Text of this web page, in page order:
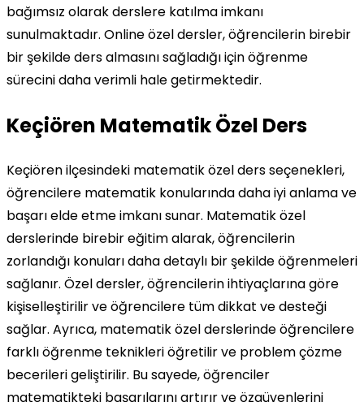
bağımsız olarak derslere katılma imkanı
sunulmaktadır. Online özel dersler, öğrencilerin birebir
bir şekilde ders almasını sağladığı için öğrenme
sürecini daha verimli hale getirmektedir.
Keçiören Matematik Özel Ders
Keçiören ilçesindeki matematik özel ders seçenekleri,
öğrencilere matematik konularında daha iyi anlama ve
başarı elde etme imkanı sunar. Matematik özel
derslerinde birebir eğitim alarak, öğrencilerin
zorlandığı konuları daha detaylı bir şekilde öğrenmeleri
sağlanır. Özel dersler, öğrencilerin ihtiyaçlarına göre
kişiselleştirilir ve öğrencilere tüm dikkat ve desteği
sağlar. Ayrıca, matematik özel derslerinde öğrencilere
farklı öğrenme teknikleri öğretilir ve problem çözme
becerileri geliştirilir. Bu sayede, öğrenciler
matematikteki başarılarını artırır ve özgüvenlerini